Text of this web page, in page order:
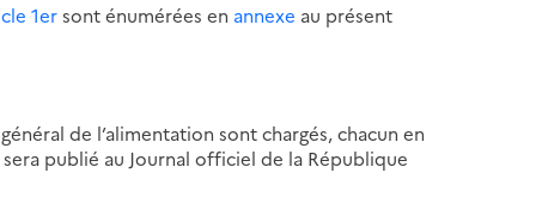
1ersont énumérées en annexe au présent
de l’alimentation sont chargés, chacun en
publié au Journal officiel de la République